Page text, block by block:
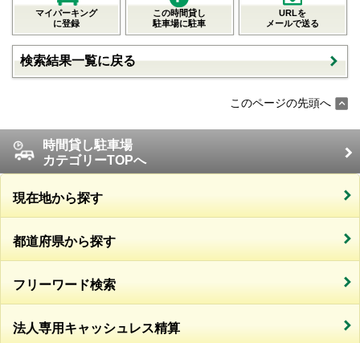
マイパーキング
に登録
この時間貸し
駐車場に駐車
URLを
メールで送る
検索結果一覧に戻る
このページの先頭へ
時間貸し駐車場
カテゴリーTOPへ
現在地から探す
都道府県から探す
フリーワード検索
法人専用キャッシュレス精算